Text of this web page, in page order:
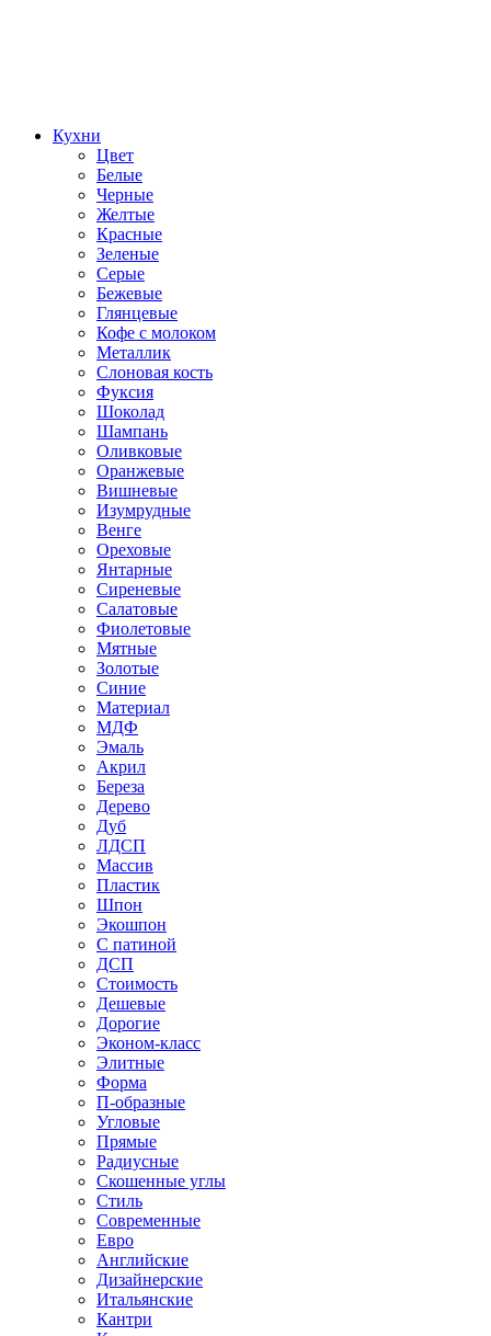
Кухни
Цвет
Белые
Черные
Желтые
Красные
Зеленые
Серые
Бежевые
Глянцевые
Кофе с молоком
Металлик
Слоновая кость
Фуксия
Шоколад
Шампань
Оливковые
Оранжевые
Вишневые
Изумрудные
Венге
Ореховые
Янтарные
Сиреневые
Салатовые
Фиолетовые
Мятные
Золотые
Синие
Материал
МДФ
Эмаль
Акрил
Береза
Дерево
Дуб
ЛДСП
Массив
Пластик
Шпон
Экошпон
С патиной
ДСП
Стоимость
Дешевые
Дорогие
Эконом-класс
Элитные
Форма
П-образные
Угловые
Прямые
Радиусные
Скошенные углы
Стиль
Современные
Евро
Английские
Дизайнерские
Итальянские
Кантри